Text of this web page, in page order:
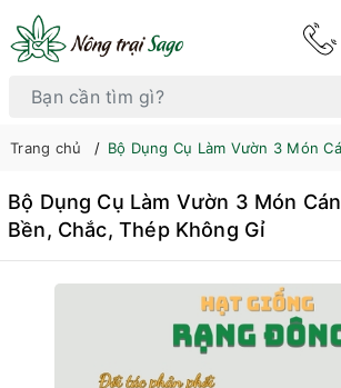
Trang chủ Bộ Dụng Cụ Làm Vườn 3 Món
Bộ Dụng Cụ Làm Vườn 3 Món
Bền, Chắc, Thép Không Gỉ